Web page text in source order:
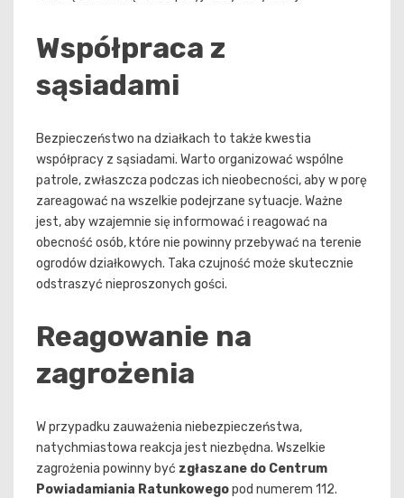
Współpraca z
sąsiadami
Bezpieczeństwo na działkach to także kwestia
współpracy z sąsiadami. Warto organizować wspólne
patrole, zwłaszcza podczas ich nieobecności, aby w porę
zareagować na wszelkie podejrzane sytuacje. Ważne
jest, aby wzajemnie się informować i reagować na
obecność osób, które nie powinny przebywać na terenie
ogrodów działkowych. Taka czujność może skutecznie
odstraszyć nieproszonych gości.
Reagowanie na
zagrożenia
W przypadku zauważenia niebezpieczeństwa,
natychmiastowa reakcja jest niezbędna. Wszelkie
zagrożenia powinny być zgłaszane do Centrum
Powiadamiania Ratunkowegopod numerem 112.